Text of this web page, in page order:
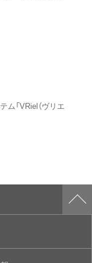
「VRiel（ヴリエ